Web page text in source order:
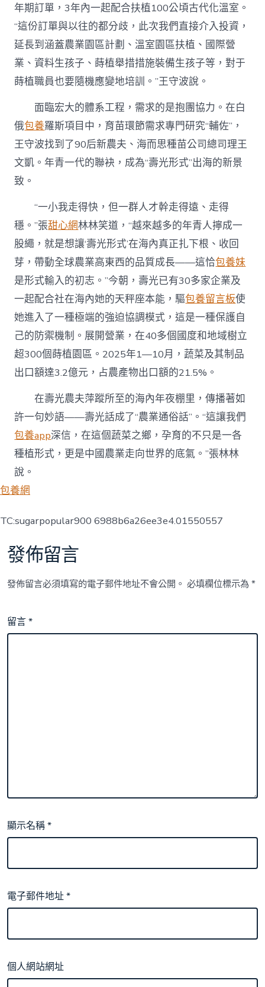
年期訂單，3年內一起配合扶植100公頃古代化溫室。
“這份訂單與以往的都分歧，此次我們直接介入投資，
延長到涵蓋農業園區計劃、溫室園區扶植、國際營
業、資料生孩子、蒔植舉措措施裝備生孩子等，對于
蒔植職員也要隨機應變地培訓。”王守波說。
面臨宏大的體系工程，需求的是抱團協力。在白
俄包養羅斯項目中，育苗環節需求專門研究“輔佐”，
王守波找到了90后新農夫、海而思種苗公司總司理王
文凱。年青一代的聯袂，成為“壽光形式”出海的新景
致。
“一小我走得快，但一群人才幹走得遠、走得
穩。”張甜心網林林笑道，“越來越多的年青人擰成一
股繩，就是想讓‘壽光形式’在海內真正扎下根、收回
芽，帶動全球農業高東西的品質成長——這恰包養妹
是形式輸入的初志。”今朝，壽光已有30多家企業及
一起配合社在海內她的天秤座本能，驅包養留言板使
她進入了一種極端的強迫協調模式，這是一種保護自
己的防禦機制。展開營業，在40多個國度和地域樹立
超300個蒔植園區。2025年1—10月，蔬菜及其制品
出口額達3.2億元，占農產物出口額的21.5%。
在壽光農夫萍蹤所至的海內年夜棚里，傳播著如
許一句妙語——壽光話成了“農業通俗話”。“這讓我們
包養app深信，在這個蔬菜之鄉，孕育的不只是一各
種植形式，更是中國農業走向世界的底氣。”張林林
說。
包養網
TC:sugarpopular900 6988b6a26ee3e4.01550557
發佈留言
發佈留言必須填寫的電子郵件地址不會公開。 必填欄位標示為*
留言*
顯示名稱*
電子郵件地址*
個人網站網址